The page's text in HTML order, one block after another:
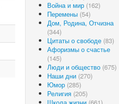
Война и мир (162)
Перемены (54)
Дом, Родина, Отчизна
(344)
Цитаты о свободе (83)
Афоризмы о счастье
(145)
Люди и общество (675)
Наши дни (270)
Юмор (285)
Религия (205)